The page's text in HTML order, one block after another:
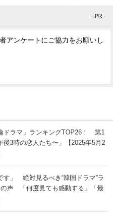
- PR -
アンケートにご協力をお願いし
ドラマ」ランキングTOP26！ 第1
後3時の恋人たち〜」【2025年5月2
す」 絶対見るべき“韓国ドラマ”ラ
の声 「何度見ても感動する」「最